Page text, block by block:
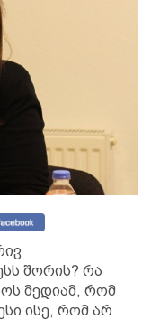
შორის? რა
მედიამ, რომ
ისე, რომ არ